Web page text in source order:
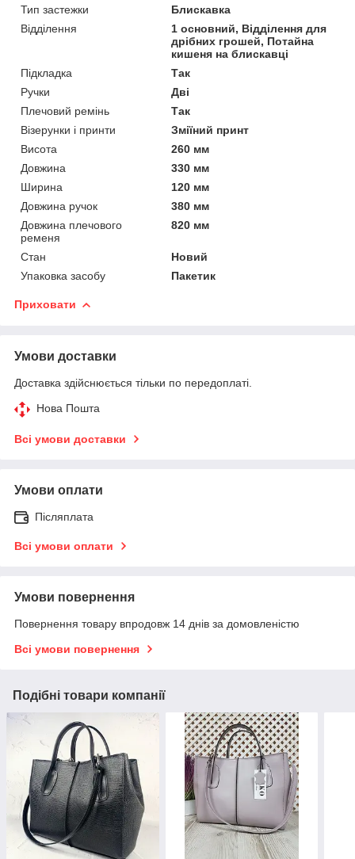
Тип застежки
Блискавка
Відділення
1 основний, Відділення для
дрібних грошей, Потайна
кишеня на блискавці
Підкладка
Так
Ручки
Дві
Плечовий ремінь
Так
Візерунки і принти
Зміїний принт
Висота
260 мм
Довжина
330 мм
Ширина
120 мм
Довжина ручок
380 мм
Довжина плечового
ременя
820 мм
Стан
Новий
Упаковка засобу
Пакетик
Приховати
Умови доставки
Доставка здійснюється тільки по передоплаті.
Нова Пошта
Всі умови доставки
Умови оплати
Післяплата
Всі умови оплати
Умови повернення
Повернення товару впродовж 14 днів за домовленістю
Всі умови повернення
Подібні товари компанії